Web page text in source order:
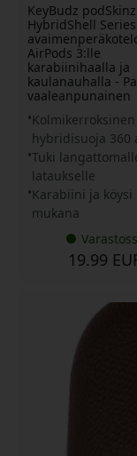
KeyBudz podSkinz
HybridShell
AirPods 3:lle
karabiinihaalla ja
kaulanauhalla -
vaaleanpunainen
Kolmikerroksinen
hybridisuoja 360
Tuki
lataukselle
Karabiini ja köysi
mukana
19.99